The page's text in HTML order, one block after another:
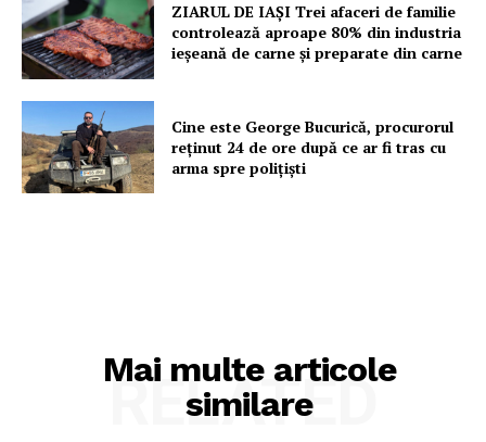
ZIARUL DE IAȘI Trei afaceri de familie
controlează aproape 80% din industria
ieșeană de carne și preparate din carne
Cine este George Bucurică, procurorul
reținut 24 de ore după ce ar fi tras cu
arma spre polițiști
Mai multe articole
similare
RELATED